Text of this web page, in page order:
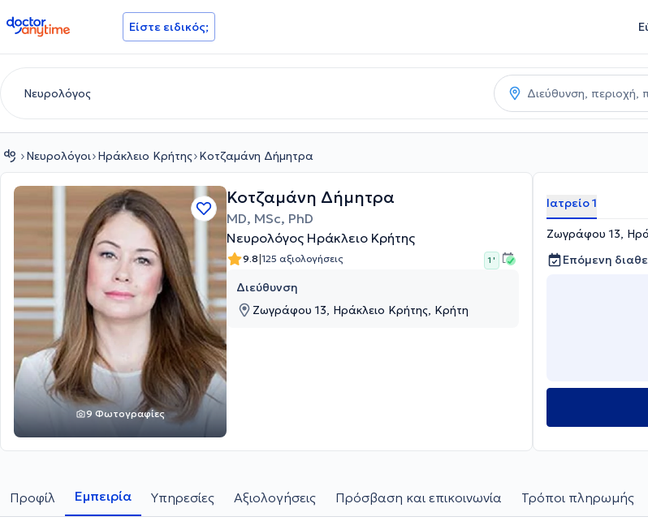
doctoranytime Είστε ειδικός;
Νευρολόγοι Ηράκλειο Κρήτης Κοτζαμάνη Δήμητρα
9 Φωτογραφίες
Κοτζαμάνη Δήμητρα
MD, MSc, PhD
Νευρολόγος Ηράκλειο Κρήτης
9.8|125 αξιολογήσεις 1 '
Διεύθυνση
Ζωγράφου 13, Ηράκλειο Κρήτης, Κρήτη
Ιατρείο 1
Ζωγράφου 13,
Επόμενη
Προφίλ Εμπειρία Υπηρεσίες Αξιολογήσεις Πρόσβαση και επικοινωνία Τρόποι πληρωμής